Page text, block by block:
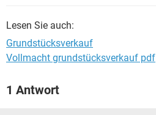
Lesen Sie auch:
Grundstücksverkauf
Vollmacht grundstücksverkauf pdf
1 Antwort